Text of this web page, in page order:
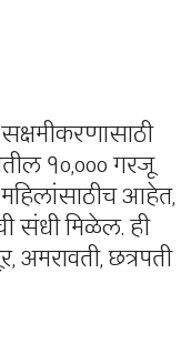
१०,००० गरजू
आहेत,
संधी मिळेल. ही
छत्रपती